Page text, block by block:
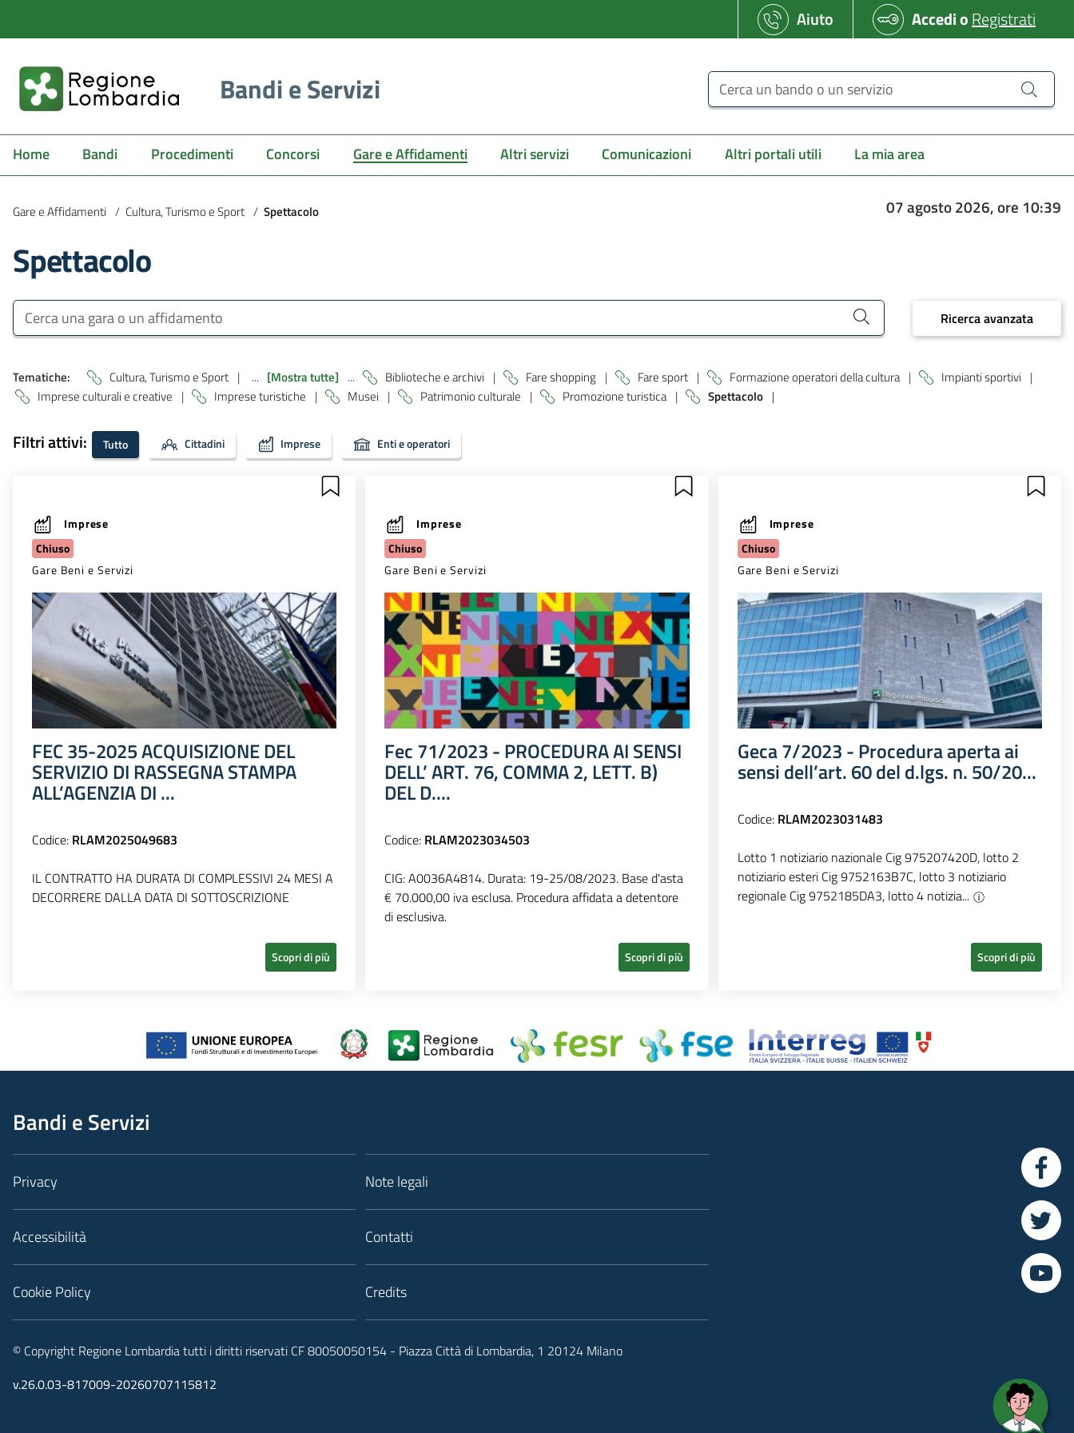
Aiuto AccedioRegistrati
Bandi e Servizi Cerca un bando o un servizio
Home Bandi Procedimenti Concorsi Gare e Affidamenti Altri servizi Comunicazioni Altri portali utili La mia area
Gare e Affidamenti / Cultura, Turismo e Sport / Spettacolo 07 agosto 2026, ore 10:39
Spettacolo
Bandi e Servizi
Cerca una gara o un affidamento Ricerca avanzata
Tematiche: Cultura, Turismo e Sport | ... [Mostra tutte] ... Biblioteche e archivi | Fare shopping | Fare sport | Formazione operatori della cultura | Impianti sportivi |
Imprese culturali e creative | Imprese turistiche | Musei | Patrimonio culturale | Promozione turistica | Spettacolo |
Filtri attivi: Tutto Cittadini Imprese Enti e operatori
Imprese
Chiuso
Gare Beni e Servizi
FEC 35-2025 ACQUISIZIONE DEL
SERVIZIO DI RASSEGNA STAMPA
ALL’AGENZIA DI ...
Codice: RLAM2025049683
IL CONTRATTO HA DURATA DI COMPLESSIVI 24 MESI A
DECORRERE DALLA DATA DI SOTTOSCRIZIONE
Scopri di più
Imprese
Chiuso
Gare Beni e Servizi
Fec 71/2023 - PROCEDURA AI SENSI
DELL’ ART. 76, COMMA 2, LETT. B)
DEL D....
Codice: RLAM2023034503
CIG: A0036A4814. Durata: 19-25/08/2023. Base d'asta
€ 70.000,00 iva esclusa. Procedura affidata a detentore
di esclusiva.
Scopri di più
Imprese
Chiuso
Gare Beni e Servizi
Geca 7/2023 - Procedura aperta ai
sensi dell’art. 60 del d.lgs. n. 50/20...
Codice: RLAM2023031483
Lotto 1 notiziario nazionale Cig 975207420D, lotto 2
notiziario esteri Cig 9752163B7C, lotto 3 notiziario
regionale Cig 9752185DA3, lotto 4 notizia...
Scopri di più
Bandi e Servizi
Privacy
Accessibilità
Cookie Policy
Note legali
Contatti
Credits
© Copyright Regione Lombardia tutti i diritti riservati CF 80050050154 - Piazza Città di Lombardia, 1 20124 Milano
v.26.0.03-817009-20260707115812